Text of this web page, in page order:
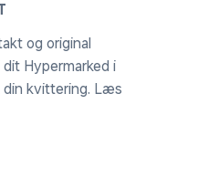
og original
Hypermarked i
kvittering. Læs